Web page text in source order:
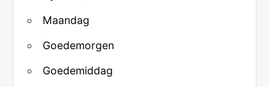
Maandag
Goedemorgen
Goedemiddag